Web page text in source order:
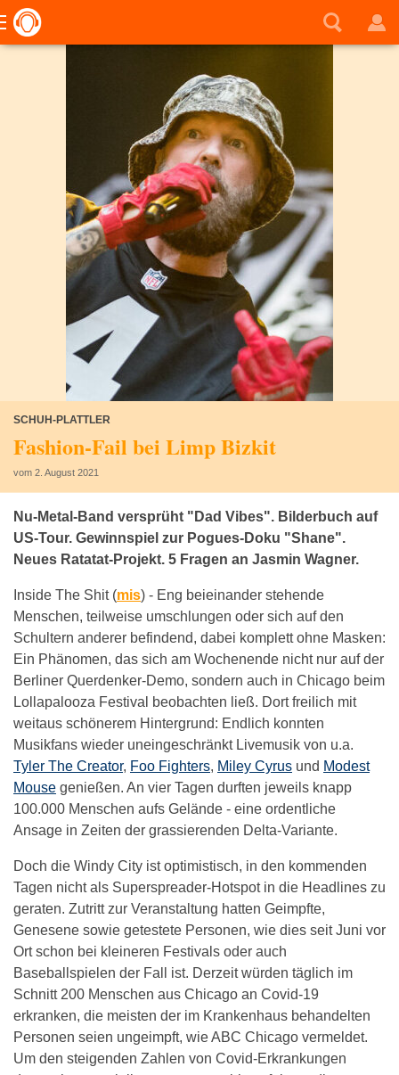
SCHUH-PLATTLER
Fashion-Fail bei Limp Bizkit
vom 2. August 2021
Nu-Metal-Band versprüht "Dad Vibes". Bilderbuch auf
US-Tour. Gewinnspiel zur Pogues-Doku "Shane".
Neues Ratatat-Projekt. 5 Fragen an Jasmin Wagner.
Inside The Shit (mis) - Eng beieinander stehende
Menschen, teilweise umschlungen oder sich auf den
Schultern anderer befindend, dabei komplett ohne Masken:
Ein Phänomen, das sich am Wochenende nicht nur auf der
Berliner Querdenker-Demo, sondern auch in Chicago beim
Lollapalooza Festival beobachten ließ. Dort freilich mit
weitaus schönerem Hintergrund: Endlich konnten
Musikfans wieder uneingeschränkt Livemusik von u.a.
Tyler The Creator, Foo Fighters, Miley Cyrus und Modest
Mouse genießen. An vier Tagen durften jeweils knapp
100.000 Menschen aufs Gelände - eine ordentliche
Ansage in Zeiten der grassierenden Delta-Variante.
Doch die Windy City ist optimistisch, in den kommenden
Tagen nicht als Superspreader-Hotspot in die Headlines zu
geraten. Zutritt zur Veranstaltung hatten Geimpfte,
Genesene sowie getestete Personen, wie dies seit Juni vor
Ort schon bei kleineren Festivals oder auch
Baseballspielen der Fall ist. Derzeit würden täglich im
Schnitt 200 Menschen aus Chicago an Covid-19
erkranken, die meisten der im Krankenhaus behandelten
Personen seien ungeimpft, wie ABC Chicago vermeldet.
Um den steigenden Zahlen von Covid-Erkrankungen